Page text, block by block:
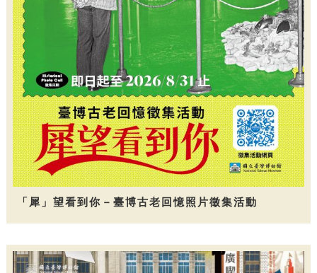
「犀」望看到你－臺博古老回憶照片徵集活動